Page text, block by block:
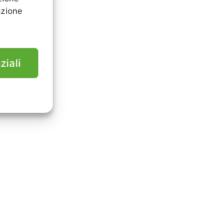
di
di
e le
futura